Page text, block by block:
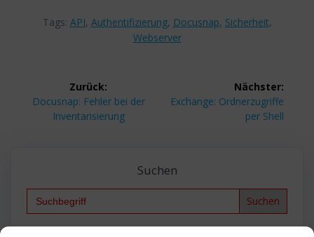
Tags: API, Authentifizierung, Docusnap, Sicherheit,
Webserver
Beitragsnavigation
Zurück:
Vorheriger
Beitrag:
Docusnap: Fehler bei der
Inventarisierung
Nächster:
Nächster
Exchange: Ordnerzugriffe
per Shell
Suchen
Search